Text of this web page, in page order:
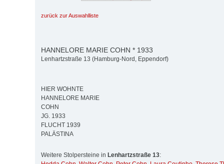
zurück zur Auswahlliste
HANNELORE MARIE COHN * 1933
Lenhartzstraße 13 (Hamburg-Nord, Eppendorf)
HIER WOHNTE
HANNELORE MARIE
COHN
JG. 1933
FLUCHT 1939
PALÄSTINA
Weitere Stolpersteine in Lenhartzstraße 13: